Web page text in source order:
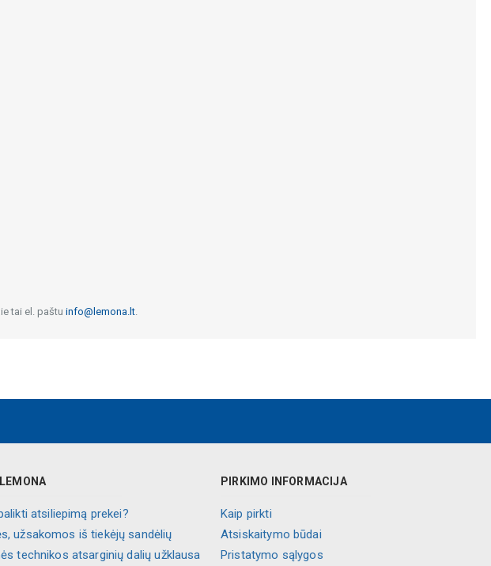
tai el. paštu info@lemona.lt.
atsiliepimą prekei?
užsakomos iš tiekėjų sandėlių
technikos atsarginių dalių užklausa
PIRKIMO INFORMACIJA
Kaip pirkti
Atsiskaitymo būdai
Pristatymo sąlygos